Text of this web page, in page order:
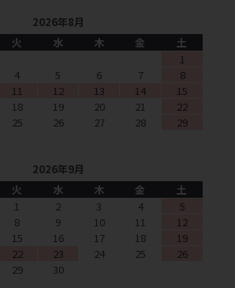
2026年8月
火 水 木 金
土
1
4 5 6 7
8
11 12 13 14
15
18 19 20 21
22
25 26 27 28
29
2026年9月
火 水 木 金
土
1
2 3 4
5
8 9 10 11
12
15 16 17 18
19
22 23 24 25
26
29 30